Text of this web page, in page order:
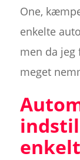
One,
enkelte
men da jeg
meget